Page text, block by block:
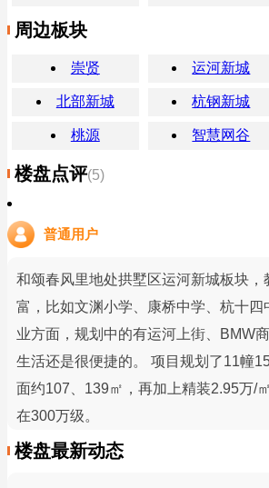
周边板块
崇贤 运河新城
北部新城 杭钢新城
桃源 智慧网谷
楼盘点评(5)
普通用户
和颂春风里地处拱墅区运河新城板块，
富，比如文渊小学、康桥中学、杭十四
业方面，规划中的有运河上街、BMW
生活还是很便捷的。 项目规划了11幢
面约107、139㎡，再加上精装2.95万/
在300万级。
楼盘最新动态